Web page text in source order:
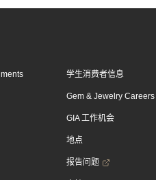
学生消费者信息
Gem & Jewelry Careers
GIA 工作机会
地点
报告问题